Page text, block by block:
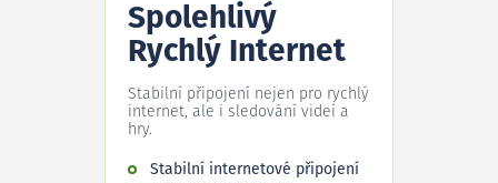
Spolehlivý
Rychlý Internet
Stabilní připojení nejen pro rychlý
internet, ale i sledování videí a
hry.
Stabilní internetové připojení